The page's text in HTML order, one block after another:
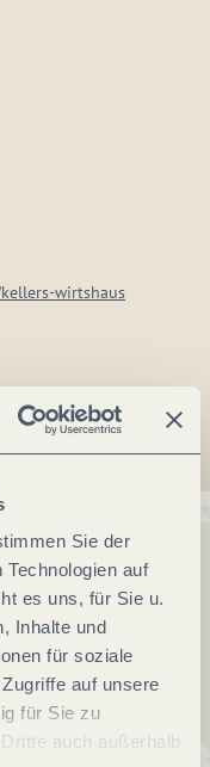
Sie der
auf
es uns, für Sie u.
Inhalte und
für soziale
auf unsere
für Sie zu
auch außerhalb
wirtshaus